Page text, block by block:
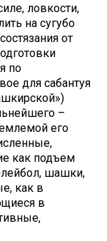
ловкости,
на сугубо
от
по
для сабантуя
–
его
как подъем
шашки,
как в
в